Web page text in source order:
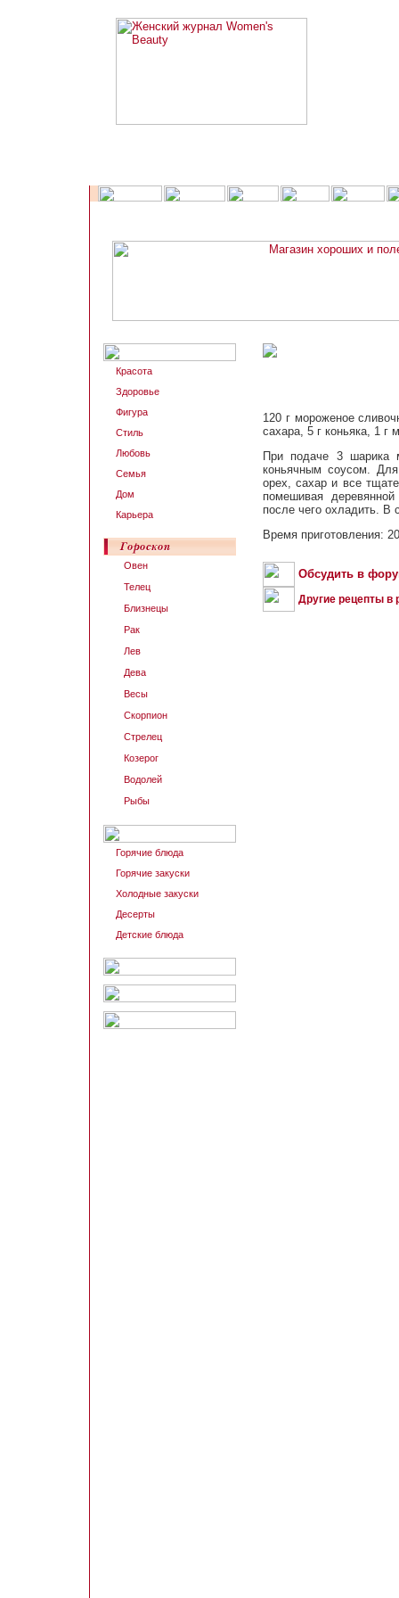
Красота
Здоровье
Фигура
Стиль
Любовь
Семья
Дом
Карьера
Овен
Телец
Близнецы
Рак
Лев
Дева
Весы
Скорпион
Стрелец
Козерог
Водолей
Рыбы
Горячие блюда
Горячие закуски
Холодные закуски
Десерты
Детские блюда
120 г мороженое
сахара, 5 г коньяка, 1 г
При подаче 3 шарика
коньячным соусом. Для
орех, сахар и все
помешивая
после чего охладить. В
Время приготовления:
Обсудить в
Другие рецепты